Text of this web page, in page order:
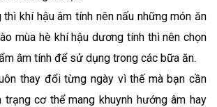
khí hậu âm tính nên nấu những món ăn
mùa hè khí hậu dương tính thì nên chọn
âm tính để sử dụng trong các bữa ăn.
thay đổi từng ngày vì thế mà bạn cần
cơ thể mang khuynh hướng âm hay